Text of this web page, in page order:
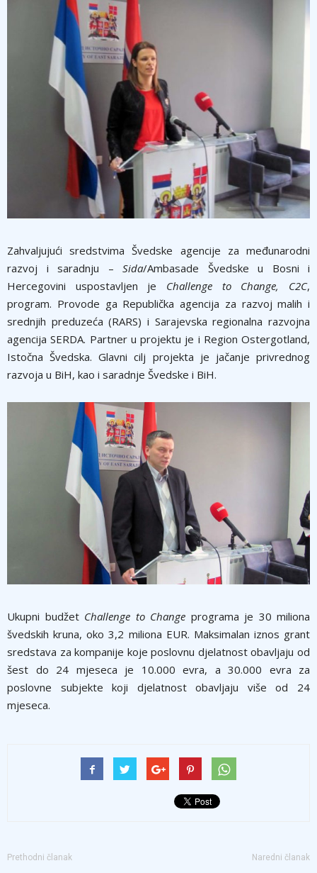
Zahvaljujući sredstvima Švedske agencije za međunarodni
razvoj i saradnju – Sida/Ambasade Švedske u Bosni i
Hercegovini uspostavljen je Challenge to Change, C2C,
program. Provode ga Republička agencija za razvoj malih i
srednjih preduzeća (RARS) i Sarajevska regionalna razvojna
agencija SERDA. Partner u projektu je i Region Ostergotland,
Istočna Švedska. Glavni cilj projekta je jačanje privrednog
razvoja u BiH, kao i saradnje Švedske i BiH.
Ukupni budžet Challenge to Change programa je 30 miliona
švedskih kruna, oko 3,2 miliona EUR. Maksimalan iznos grant
sredstava za kompanije koje poslovnu djelatnost obavljaju od
šest do 24 mjeseca je 10.000 evra, a 30.000 evra za
poslovne subjekte koji djelatnost obavljaju više od 24
mjeseca.
Prethodni članak Naredni članak